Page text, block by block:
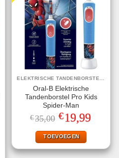
Oral-B Elektrische
Tandenborstel Pro Kids
Spider-Man
€35,00 Oorspronkelijke
prijs
was:
€35,00.
€19,99Huidige
prijs
TOEVOEGEN